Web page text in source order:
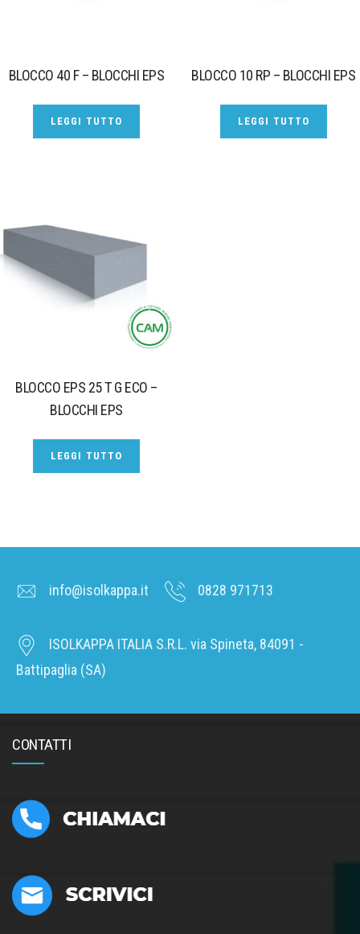
BLOCCO 40 F – BLOCCHI EPS
LEGGI TUTTO
BLOCCO 10 RP – BLOCCHI EPS
LEGGI TUTTO
BLOCCO EPS 25 T G ECO –
BLOCCHI EPS
LEGGI TUTTO
info@isolkappa.it 0828 971713
ISOLKAPPA ITALIA S.R.L. via Spineta, 84091 -
Battipaglia (SA)
CONTATTI